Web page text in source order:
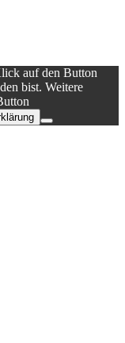
auf den Button
bist. Weitere